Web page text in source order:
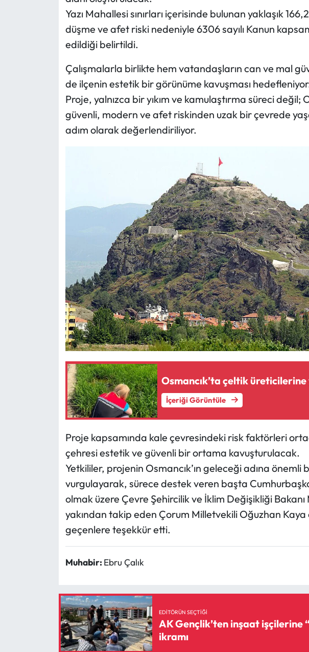
Yazı Mahallesi sınırları içerisinde bulunan yaklaşık
düşme ve afet riski nedeniyle 6306 sayılı Kanun
edildiği belirtildi.
Çalışmalarla birlikte hem vatandaşların can ve mal
de ilçenin estetik bir görünüme kavuşması
Proje, yalnızca bir yıkım ve kamulaştırma süreci değil;
güvenli, modern ve afet riskinden uzak bir çevrede
adım olarak değerlendiriliyor.
Osmancık’ta çeltik üreticilerine
İçeriği Görüntüle
Proje kapsamında kale çevresindeki risk faktörleri
çehresi estetik ve güvenli bir ortama kavuşturulacak.
Yetkililer, projenin Osmancık’ın geleceği adına önemli
vurgulayarak, sürece destek veren başta
olmak üzere Çevre Şehircilik ve İklim Değişikliği
yakından takip eden Çorum Milletvekili Oğuzhan
geçenlere teşekkür etti.
Muhabir: Ebru Çalık
EDITÖRÜN SEÇTIĞI
AK Gençlik’ten inşaat işçilerine
ikramı
Mecitözü Haberleri
Oğuzlar Haberleri
Ortaköy Haberleri
Osmancık Haberleri
Otomotiv
Sungurlu Haberleri
Uğurludağ Haberleri
Yayla Haber
Yemek Tarifleri
Yerel Haberler